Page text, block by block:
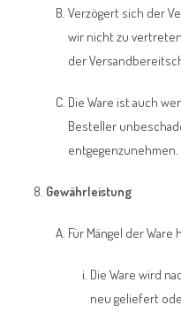
Verzögert sich der
wir nicht zu
der
Die Ware ist auch
Besteller
entgegenzunehmen.
Gewährleistung
Für Mängel der
Die Ware wird
neu geliefert